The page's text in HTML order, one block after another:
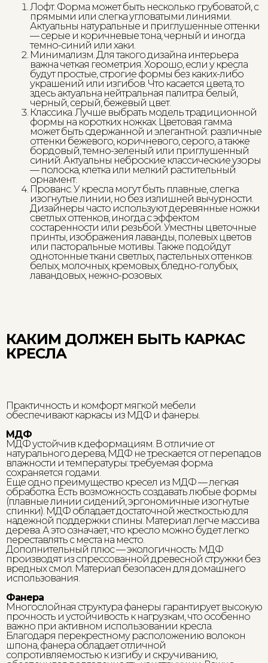
Лофт. Форма может быть несколько грубоватой, с
прямыми или слегка угловатыми линиями.
Актуальны натуральные и приглушенные оттенки
— серые и коричневые тона, черный и иногда
темно-синий или хаки.
Минимализм. Для такого дизайна интерьера
важна четкая геометрия. Хорошо, если у кресла
будут простые, строгие формы без каких-либо
украшений или изгибов. Что касается цвета, то
здесь актуальна нейтральная палитра: белый,
черный, серый, бежевый цвет.
Классика. Лучше выбрать модель традиционной
формы на коротких ножках. Цветовая гамма
может быть сдержанной и элегантной: различные
оттенки бежевого, коричневого, серого, а также
бордовый, темно-зеленый или приглушенный
синий. Актуальны неброские классические узоры
— полоска, клетка или мелкий растительный
орнамент.
Прованс. У кресла могут быть плавные, слегка
изогнутые линии, но без излишней вычурности.
Дизайнеры часто используют деревянные ножки
светлых оттенков, иногда с эффектом
состаренности или резьбой. Уместны цветочные
принты, изображения лаванды, полевых цветов
или пасторальные мотивы. Также подойдут
однотонные ткани светлых, пастельных оттенков:
белых, молочных, кремовых, бледно-голубых,
лавандовых, нежно-розовых.
КАКИМ ДОЛЖЕН БЫТЬ КАРКАС
КРЕСЛА
Практичность и комфорт мягкой мебели
обеспечивают каркасы из МДФ и фанеры.
МДФ
МДФ устойчив к деформациям. В отличие от
натурального дерева, МДФ не трескается от перепадов
влажности и температуры: требуемая форма
сохраняется годами.
Еще одно преимущество кресел из МДФ — легкая
обработка. Есть возможность создавать любые формы
(плавные линии сидений, эргономичные изогнутые
спинки). МДФ обладает достаточной жесткостью для
надежной поддержки спины. Материал легче массива
дерева. А это означает, что кресло можно будет легко
переставлять с места на место.
Дополнительный плюс — экологичность: МДФ
производят из спрессованной древесной стружки без
вредных смол. Материал безопасен для домашнего
использования.
Фанера
Многослойная структура фанеры гарантирует высокую
прочность и устойчивость к нагрузкам, что особенно
важно при активном использовании кресла.
Благодаря перекрестному расположению волокон
шпона, фанера обладает отличной
сопротивляемостью к изгибу и скручиванию,